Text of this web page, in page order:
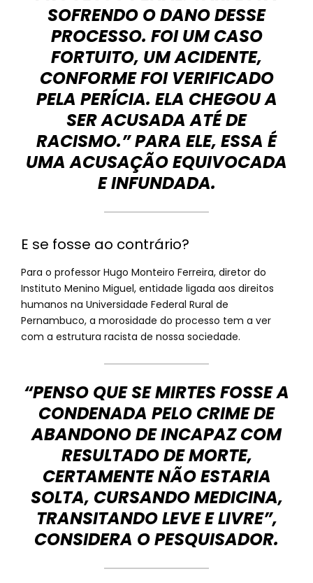
SOFRENDO O DANO DESSE
PROCESSO. FOI UM CASO
FORTUITO, UM ACIDENTE,
CONFORME FOI VERIFICADO
PELA PERÍCIA. ELA CHEGOU A
SER ACUSADA ATÉ DE
RACISMO.” PARA ELE, ESSA É
UMA ACUSAÇÃO EQUIVOCADA
E INFUNDADA.
E se fosse ao contrário?
Para o professor Hugo Monteiro Ferreira, diretor do
Instituto Menino Miguel, entidade ligada aos direitos
humanos na Universidade Federal Rural de
Pernambuco, a morosidade do processo tem a ver
com a estrutura racista de nossa sociedade.
“PENSO QUE SE MIRTES FOSSE A
CONDENADA PELO CRIME DE
ABANDONO DE INCAPAZ COM
RESULTADO DE MORTE,
CERTAMENTE NÃO ESTARIA
SOLTA, CURSANDO MEDICINA,
TRANSITANDO LEVE E LIVRE”,
CONSIDERA O PESQUISADOR.